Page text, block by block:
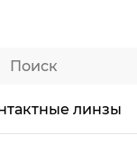
линзы